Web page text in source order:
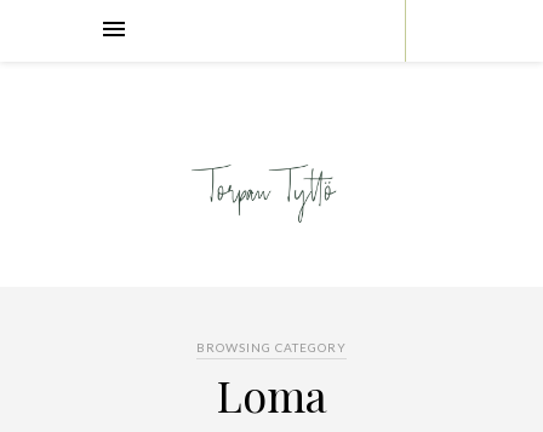
BROWSING CATEGORY
Loma